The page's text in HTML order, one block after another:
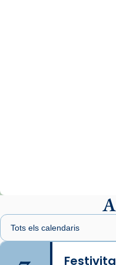
Arquebisbat
1 week ago
Memòria de les
Semproniana,